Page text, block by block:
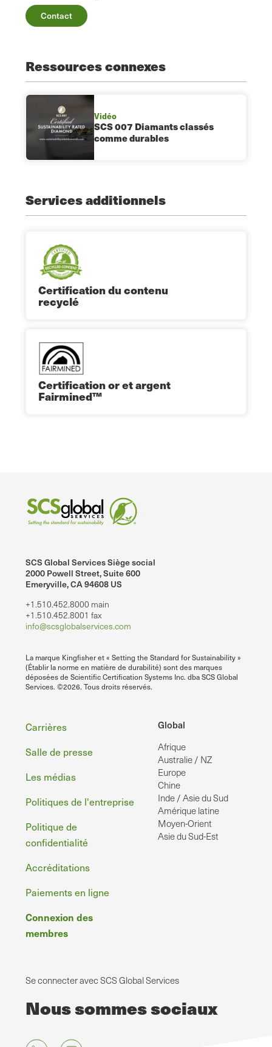
Contact
Ressources connexes
Vidéo
SCS 007 Diamants classés
comme durables
Services additionnels
Certification du contenu
recyclé
Certification or et argent
Fairmined™
SCS Global Services Siège social
2000 Powell Street, Suite 600
Emeryville, CA 94608 US
+1.510.452.8000 main
+1.510.452.8001 fax
info@scsglobalservices.com
La marque Kingfisher et « Setting the Standard for Sustainability »
(Établir la norme en matière de durabilité) sont des marques
déposées de Scientific Certification Systems Inc. dba SCS Global
Services. ©2026. Tous droits réservés.
Global
Afrique
Australie / NZ
Europe
Chine
Inde / Asie du Sud
Amérique latine
Moyen-Orient
Asie du Sud-Est
Pied
de
page
Carrières
Salle de presse
Les médias
Politiques de l'entreprise
Politique de
confidentialité
Accréditations
Paiements en ligne
Connexion des
membres
Se connecter avec SCS Global Services
Nous sommes sociaux